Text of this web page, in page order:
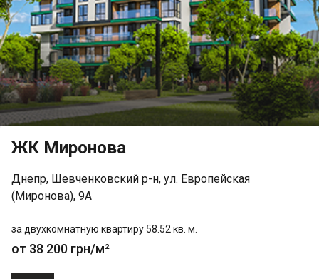
ЖК Миронова
Днепр, Шевченковский р-н, ул. Европейская
(Миронова), 9А
за двухкомнатную квартиру 58.52 кв. м.
от 38 200 грн/м²